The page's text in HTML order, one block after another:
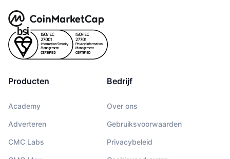
Producten
Academy
Adverteren
CMC Labs
Bedrijf
Over ons
Gebruiksvoorwaarden
Privacybeleid